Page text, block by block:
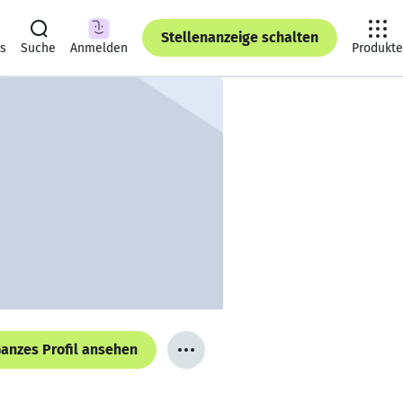
Suche Anmelden
Stellenanzeige schalten
Produkte
Profil ansehen